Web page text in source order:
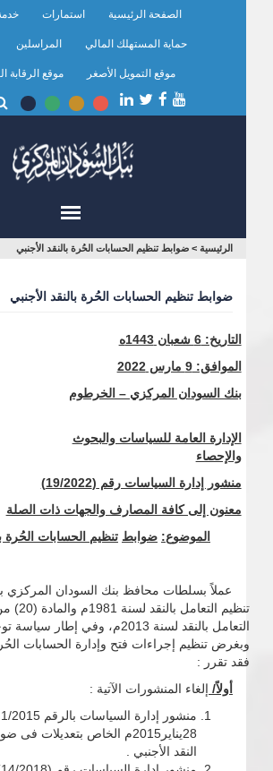
الصفحة الرئيسية استمارات
حماية المستهلك المالي المراسلين
موقع التمويل الأصغر موقع الرقابة
أنت
الرئيسية > ضوابط تنظيم الحسابات الحُرة بالنقد الأجنبي
ضوابط تنظيم الحسابات الحُرة بالنقد الأجنبي
التاريخ: 6 شعبان 1443ه
الموافق: 9 مارس 2022
بنك السودان المركزي – الخرطوم
الإدارة العامة للسياسات والبحوث
والإحصاء
منشور إدارة السياسات رقم (19/2022)
معنون إلى كافة المصارف والجهات ذات الصلة
الموضوع: ضوابط تنظيم الحسابات الحُرة
عملاً بسلطات محافظ بنك السودان المركزي
تنظيم
التعامل بالنقد لسنة 2013م، وفي
وبغرض تنظيم إجراءات فتح وإدارة الحسابات
فقد تقرر :
أولاً/ إلغاء المنشورات الآتية :
28يناير2015م الخاص بتعديلات
النقد الأجنبي .